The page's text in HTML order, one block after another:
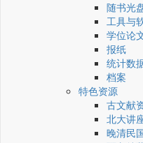
随书光
工具与
学位论
报纸
统计数
档案
特色资源
古文献
北大讲
晚清民